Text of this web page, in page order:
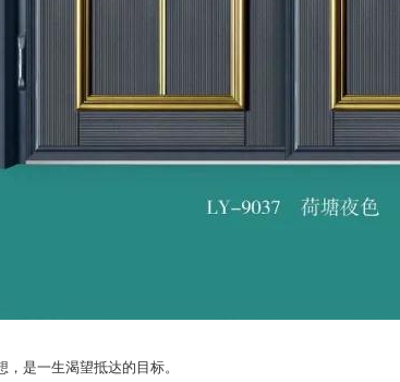
是一生渴望抵达的目标。